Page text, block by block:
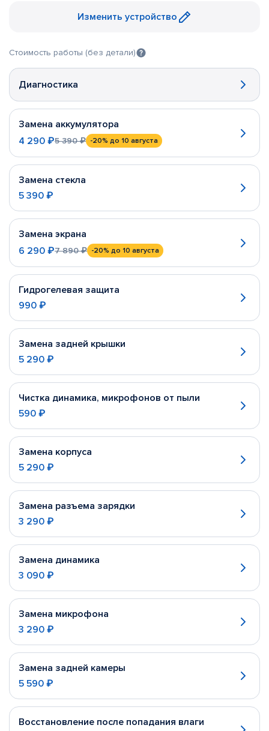
Изменить устройство
Стоимость работы (без детали)
Диагностика
Замена аккумулятора
4 290 ₽5 390 ₽ -20% до 10 августа
Замена стекла
5 390 ₽
Замена экрана
6 290 ₽7 890 ₽ -20% до 10 августа
Гидрогелевая защита
990 ₽
Замена задней крышки
5 290 ₽
Чистка динамика, микрофонов от пыли
590 ₽
Замена корпуса
5 290 ₽
Замена разъема зарядки
3 290 ₽
Замена динамика
3 090 ₽
Замена микрофона
3 290 ₽
Замена задней камеры
5 590 ₽
Восстановление после попадания влаги